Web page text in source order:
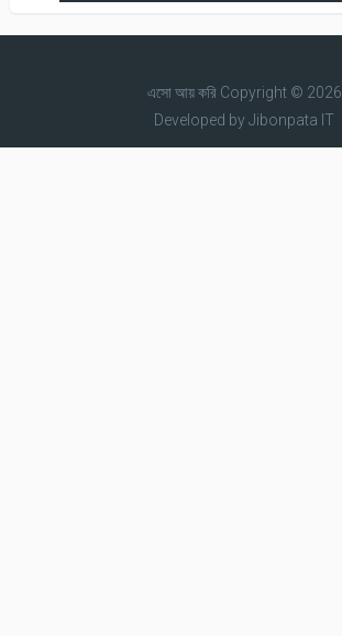
এসো আয় করিCopyright © 2026.
Developed byJibonpata IT